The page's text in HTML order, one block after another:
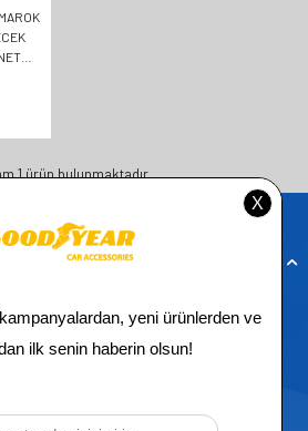
1ürün bulunmaktadır.